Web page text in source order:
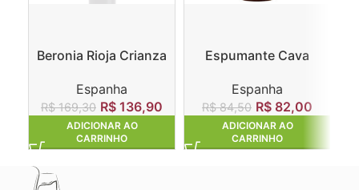
Beronia Rioja Crianza
Espanha
R$169,30 R$ 136,90
ADICIONAR AO
CARRINHO
Espumante Cava
Rosado
Espanha
R$84,50 R$ 82,00
ADICIONAR AO
CARRINHO